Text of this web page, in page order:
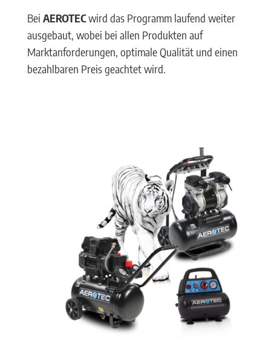
Bei AEROTECwird das Programm laufend weiter
ausgebaut, wobei bei allen Produkten auf
Marktanforderungen, optimale Qualität und einen
bezahlbaren Preis geachtet wird.